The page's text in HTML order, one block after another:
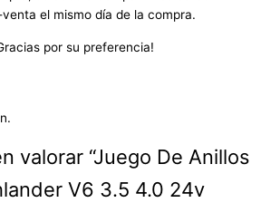
el mismo día de la compra.
por su preferencia!
valorar “Juego De Anillos
V6 3.5 4.0 24v